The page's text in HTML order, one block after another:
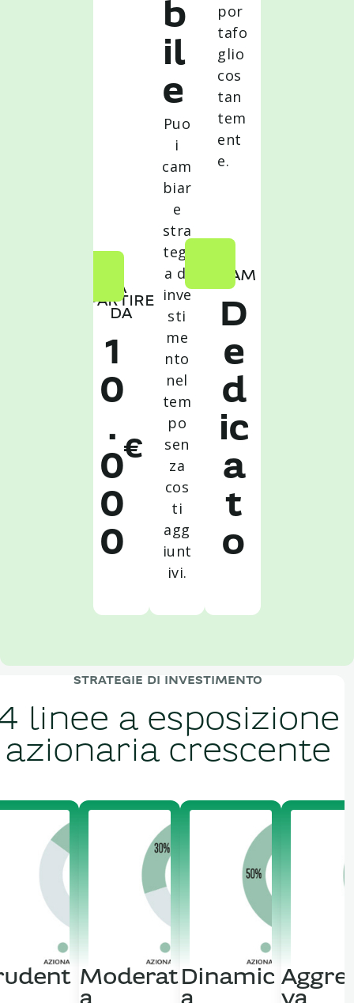
A
PARTIRE
DA
1
0
.
0
0
0
€
b
il
e
Puo
i
cam
biar
e
stra
tegi
a di
inve
sti
me
nto
nel
tem
po
sen
za
cos
ti
agg
iunt
ivi.
por
tafo
glio
cos
tan
tem
ent
e.
TEAM
D
e
d
ic
a
t
o
STRATEGIE DI INVESTIMENTO
linee a esposizione
azionaria crescente
Moderat Dinamic